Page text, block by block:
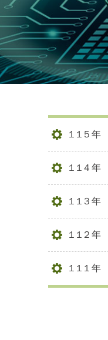
115年
114年
113年
112年
111年